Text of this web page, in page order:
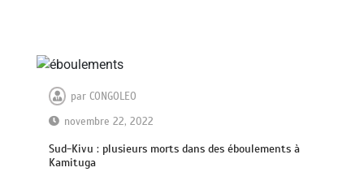
parCONGOLEO
novembre 22, 2022
Sud-Kivu : plusieurs morts dans des éboulements à
Kamituga